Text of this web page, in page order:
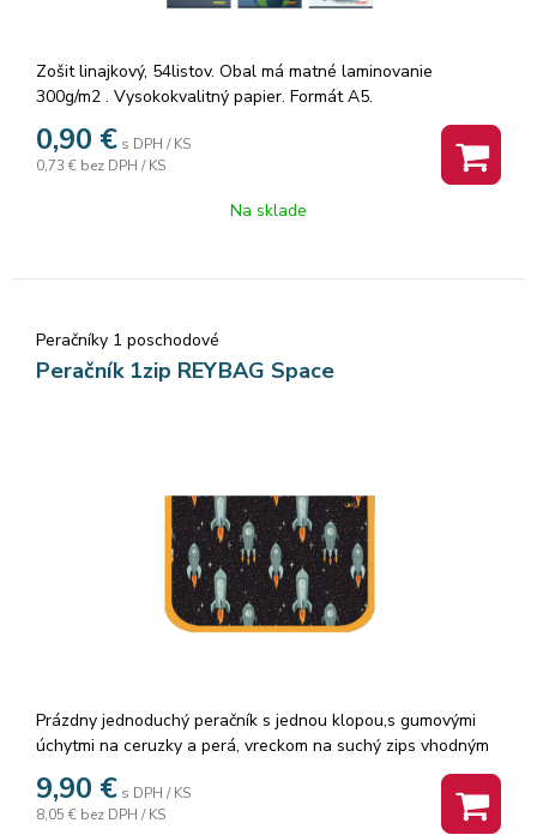
Zošit linajkový, 54listov. Obal má matné laminovanie
300g/m2 . Vysokokvalitný papier. Formát A5.
0,90 € s DPH / KS
0,73 € bez DPH / KS
Na sklade
Peračníky 1 poschodové
Peračník 1zip REYBAG Space
Prázdny jednoduchý peračník s jednou klopou,s gumovými
úchytmi na ceruzky a perá, vreckom na suchý zips vhodným
rozvrhom hodín. Výška 20,0 cm
Šírka 13,5 cm
9,90 € s DPH / KS
8,05 € bez DPH / KS